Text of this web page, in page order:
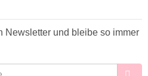
Newsletter und bleibe so immer